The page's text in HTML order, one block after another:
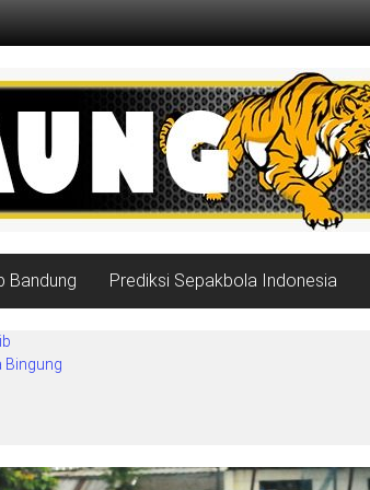
Bandung Prediksi Sepakbola Indonesia
Bingung